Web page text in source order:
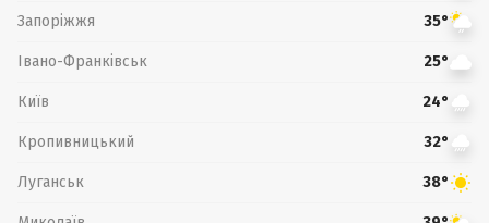
Запоріжжя 35°
Івано-Франківськ 25°
Київ 24°
Кропивницький 32°
Луганськ 38°